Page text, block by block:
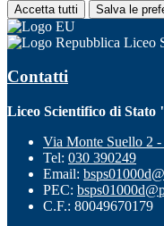
Accetta tutti Salva le
Liceo
Contatti
Liceo Scientifico di
Via Monte Suello 2
Tel: 030 390249
Email:
PEC:
C.F.: 80049670179